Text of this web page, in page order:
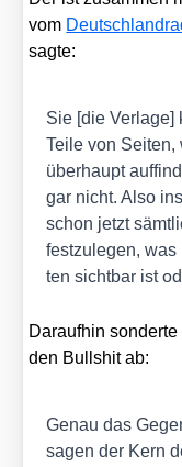
vom
sag­te:
Sie [die Ver­la­ge]
Tei­le von Sei­ten,
über­haupt
gar nicht. Also
schon jetzt
fest­zu­le­gen,
ten sicht­bar ist
Dar­auf­hin
den Bull­shit ab:
Genau das
sa­gen der Kern